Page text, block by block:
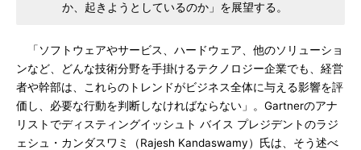
か、起きようとしているのか」を展望する。
「ソフトウェアやサービス、ハードウェア、他のソリューショ
ンなど、どんな技術分野を手掛けるテクノロジー企業でも、経営
者や幹部は、これらのトレンドがビジネス全体に与える影響を評
価し、必要な行動を判断しなければならない」。Gartnerのアナ
リストでディスティングイッシュト バイス プレジデントのラジ
ェシュ・カンダスワミ（Rajesh Kandaswamy）氏は、そう述べ